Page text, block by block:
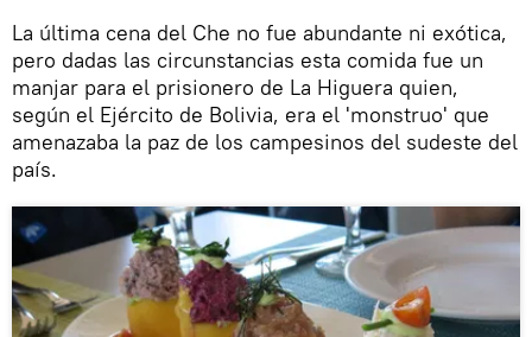
La última cena del Che no fue abundante ni exótica,
pero dadas las circunstancias esta comida fue un
manjar para el prisionero de La Higuera quien,
según el Ejército de Bolivia, era el 'monstruo' que
amenazaba la paz de los campesinos del sudeste del
país.